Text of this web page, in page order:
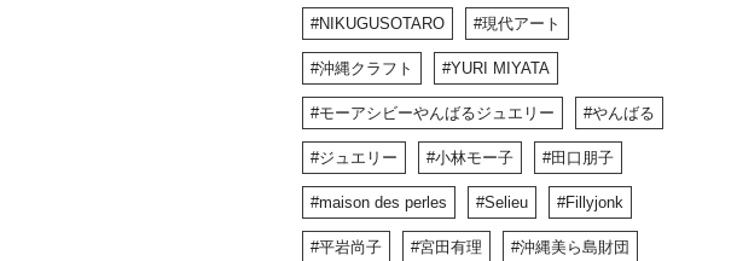
NIKUGUSOTARO 現代アート
沖縄クラフト YURI MIYATA
モーアシビーやんばるジュエリー やんばる
ジュエリー 小林モー子 田口朋子
maison des perles Selieu Fillyjonk
平岩尚子 宮田有理 沖縄美ら島財団